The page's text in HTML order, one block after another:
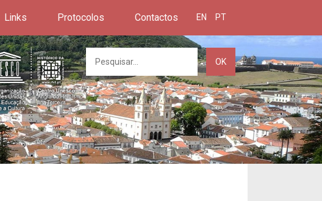
Links Protocolos Contactos EN PT
OK